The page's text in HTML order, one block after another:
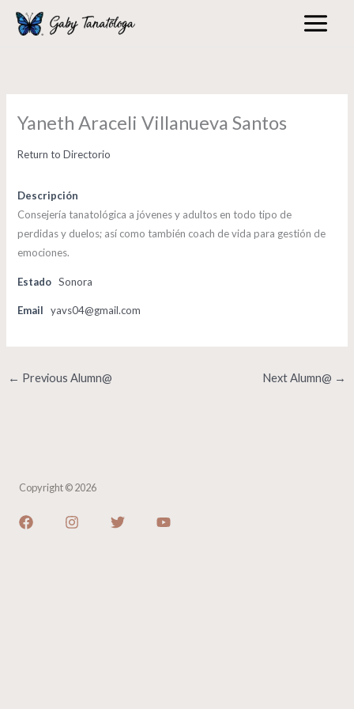
Yaneth Araceli Villanueva Santos
Return to Directorio
Descripción
Consejería tanatológica a jóvenes y adultos en todo tipo de
perdidas y duelos; así como también coach de vida para gestión de
emociones.
Estado Sonora
Email yavs04@gmail.com
← Previous Alumn@ Next Alumn@ →
Copyright © 2026